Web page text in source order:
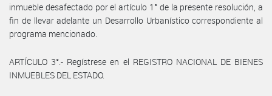
inmueble desafectado por el artículo 1° de la presente resolución, a
fin de llevar adelante un Desarrollo Urbanístico correspondiente al
programa mencionado.
ARTÍCULO 3°.- Regístrese en el REGISTRO NACIONAL DE BIENES
INMUEBLES DEL ESTADO.